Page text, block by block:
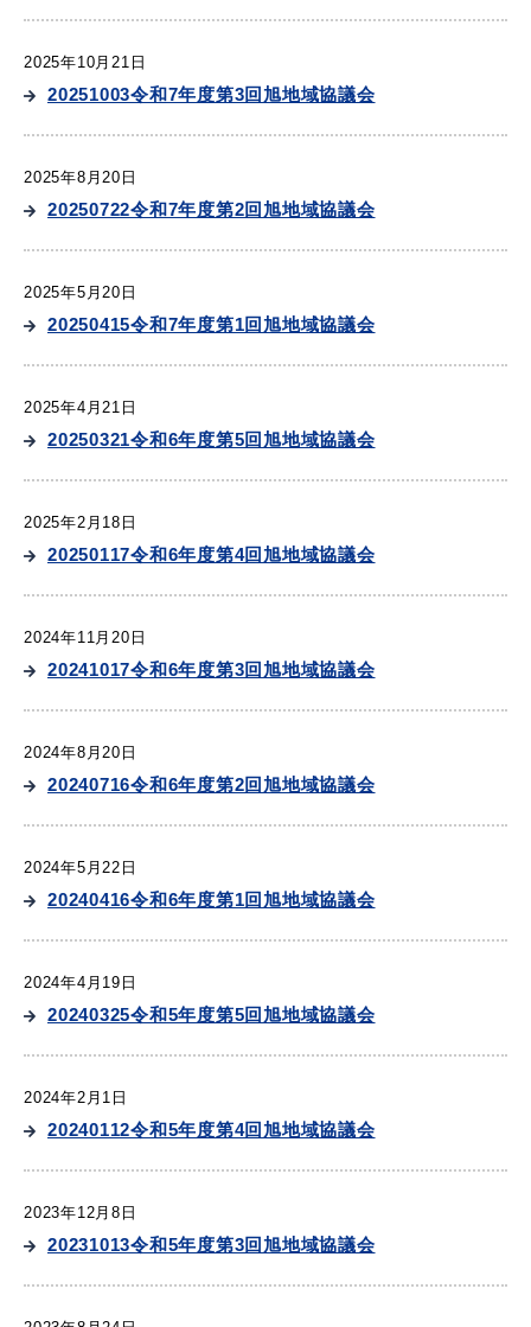
観光・飲食
場面から探す
教育 出会い・結婚
高齢者・介護
目的から探す
届出・証明 税金
各種相談窓口 入札
防災・消防
2025年10月21日
20251003令和7年度第3回旭地域協議会
2025年8月20日
20250722令和7年度第2回旭地域協議会
2025年5月20日
20250415令和7年度第1回旭地域協議会
2025年4月21日
20250321令和6年度第5回旭地域協議会
2025年2月18日
20250117令和6年度第4回旭地域協議会
2024年11月20日
20241017令和6年度第3回旭地域協議会
2024年8月20日
20240716令和6年度第2回旭地域協議会
2024年5月22日
20240416令和6年度第1回旭地域協議会
2024年4月19日
20240325令和5年度第5回旭地域協議会
2024年2月1日
20240112令和5年度第4回旭地域協議会
2023年12月8日
20231013令和5年度第3回旭地域協議会